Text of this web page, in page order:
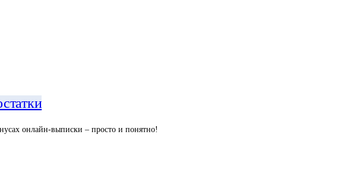
онлайн-выписки – просто и понятно!